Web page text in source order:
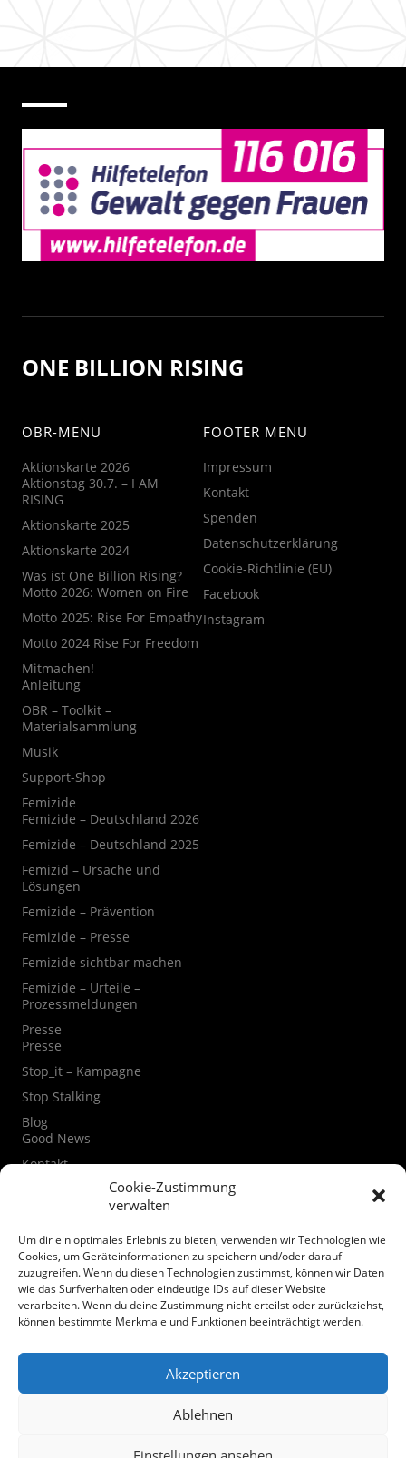
Cookie-Zustimmung
verwalten
Um dir ein optimales Erlebnis zu bieten, verwenden wir Technologien wie
Cookies, um Geräteinformationen zu speichern und/oder darauf
zuzugreifen. Wenn du diesen Technologien zustimmst, können wir Daten
wie das Surfverhalten oder eindeutige IDs auf dieser Website
verarbeiten. Wenn du deine Zustimmung nicht erteilst oder zurückziehst,
können bestimmte Merkmale und Funktionen beeinträchtigt werden.
Akzeptieren
Ablehnen
ONE BILLION RISING
OBR-MENU
Aktionskarte 2026
Aktionstag 30.7. – I AM
RISING
Aktionskarte 2025
Aktionskarte 2024
Was ist One Billion Rising?
Motto 2026: Women on Fire
Motto 2025: Rise For Empathy
Motto 2024 Rise For Freedom
Mitmachen!
Anleitung
OBR – Toolkit –
Materialsammlung
Musik
Support-Shop
Femizide
Femizide – Deutschland 2026
Femizide – Deutschland 2025
Femizid – Ursache und
Lösungen
Femizide – Prävention
Femizide – Presse
Femizide sichtbar machen
Femizide – Urteile –
Prozessmeldungen
Presse
Presse
Stop_it – Kampagne
Stop Stalking
Blog
Good News
Kontakt
Kontaktformular
Datenschutzerklärung
Cookie-Richtlinie (EU)
Spenden
FOOTER MENU
Impressum
Kontakt
Spenden
Datenschutzerklärung
Cookie-Richtlinie (EU)
Facebook
Instagram